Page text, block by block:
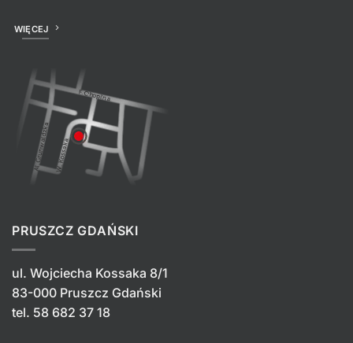
WIĘCEJ
PRUSZCZ GDAŃSKI
ul. Wojciecha Kossaka 8/1
83-000 Pruszcz Gdański
tel. 58 682 37 18